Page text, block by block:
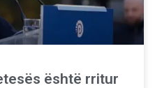
është rritur